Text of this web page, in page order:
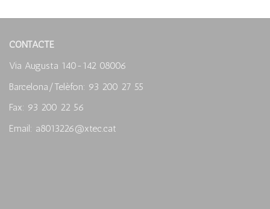
CONTACTE
Via Augusta 140-142 08006
Barcelona/Telèfon: 93 200 27 55
Fax: 93 200 22 56
Email: a8013226@xtec.cat